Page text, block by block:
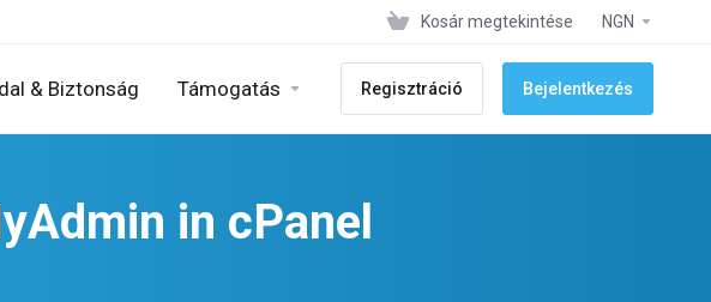
Kosár megtekintése NGN
& Biztonság Támogatás Regisztráció Bejelentkezés
in cPanel